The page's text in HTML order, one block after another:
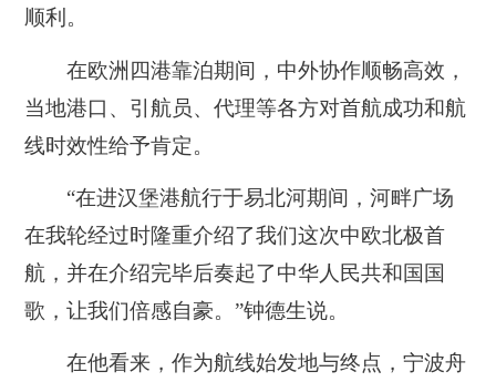
顺利。
在欧洲四港靠泊期间，中外协作顺畅高效，
当地港口、引航员、代理等各方对首航成功和航
线时效性给予肯定。
“在进汉堡港航行于易北河期间，河畔广场
在我轮经过时隆重介绍了我们这次中欧北极首
航，并在介绍完毕后奏起了中华人民共和国国
歌，让我们倍感自豪。”钟德生说。
在他看来，作为航线始发地与终点，宁波舟